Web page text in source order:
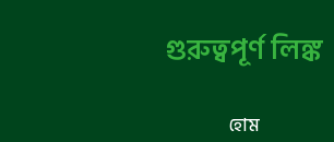
গুরুত্বপূর্ণ লিঙ্ক
হোম